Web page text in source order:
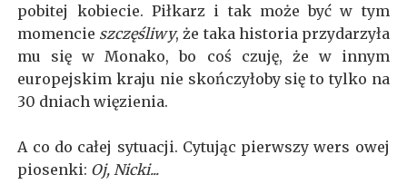
pobitej kobiecie. Piłkarz i tak może być w tym
momencie szczęśliwy, że taka historia przydarzyła
mu się w Monako, bo coś czuję, że w innym
europejskim kraju nie skończyłoby się to tylko na
30 dniach więzienia.
A co do całej sytuacji. Cytując pierwszy wers owej
piosenki: Oj, Nicki...